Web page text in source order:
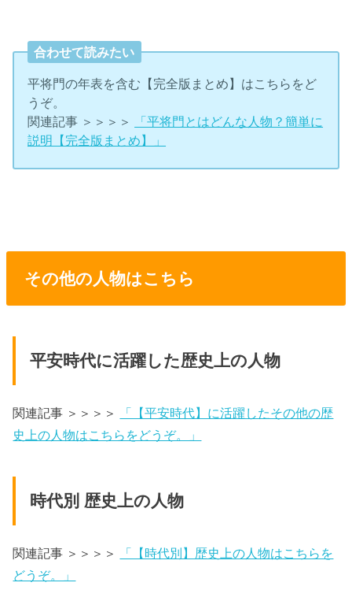
合わせて読みたい
平将門の年表を含む【完全版まとめ】はこちらをど
うぞ。
関連記事 ＞＞＞＞
「平将門とはどんな人物？簡単に
説明【完全版まとめ】」
その他の人物はこちら
平安時代に活躍した歴史上の人物
関連記事 ＞＞＞＞
「【平安時代】に活躍したその他の歴
史上の人物はこちらをどうぞ。」
時代別 歴史上の人物
関連記事 ＞＞＞＞
「【時代別】歴史上の人物はこちらを
どうぞ。」